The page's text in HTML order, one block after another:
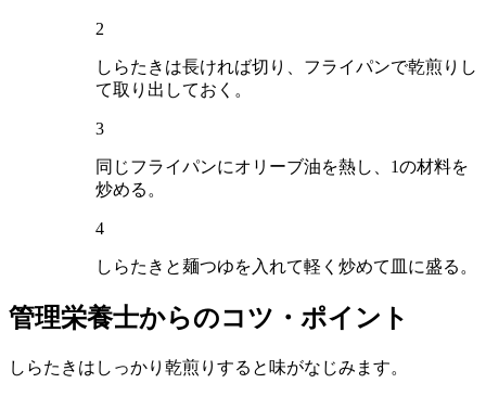
2
しらたきは長ければ切り、フライパンで乾煎りし
て取り出しておく。
3
同じフライパンにオリーブ油を熱し、1の材料を
炒める。
4
しらたきと麺つゆを入れて軽く炒めて皿に盛る。
管理栄養士からのコツ・ポイント
しらたきはしっかり乾煎りすると味がなじみます。